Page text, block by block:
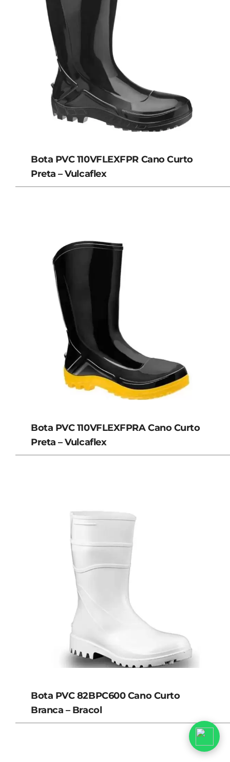
Bota PVC 110VFLEXFPR Cano Curto
Preta – Vulcaflex
Bota PVC 110VFLEXFPRA Cano Curto
Preta – Vulcaflex
Bota PVC 82BPC600 Cano Curto
Branca – Bracol